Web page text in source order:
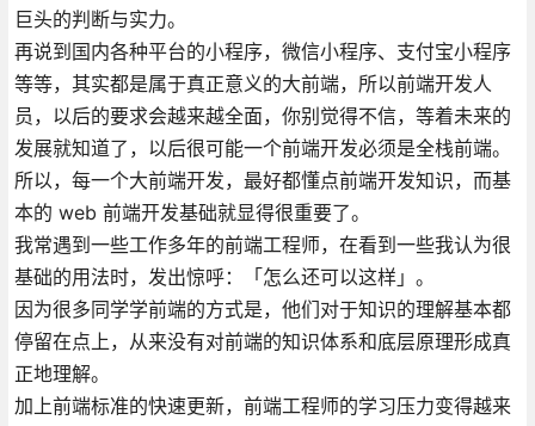
巨头的判断与实力。
再说到国内各种平台的小程序，微信小程序、支付宝小程序
等等，其实都是属于真正意义的大前端，所以前端开发人
员，以后的要求会越来越全面，你别觉得不信，等着未来的
发展就知道了，以后很可能一个前端开发必须是全栈前端。
所以，每一个大前端开发，最好都懂点前端开发知识，而基
本的 web 前端开发基础就显得很重要了。
我常遇到一些工作多年的前端工程师，在看到一些我认为很
基础的用法时，发出惊呼：「怎么还可以这样」。
因为很多同学学前端的方式是，他们对于知识的理解基本都
停留在点上，从来没有对前端的知识体系和底层原理形成真
正地理解。
加上前端标准的快速更新，前端工程师的学习压力变得越来